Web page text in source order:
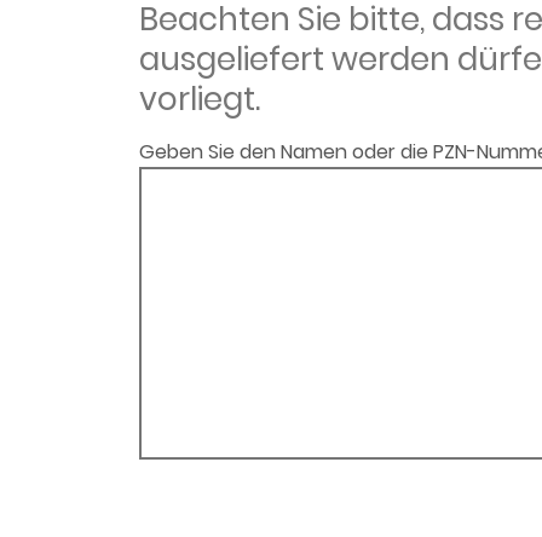
Beachten Sie bitte, dass
ausgeliefert werden
vorliegt.
Geben Sie den Namen oder die PZN-